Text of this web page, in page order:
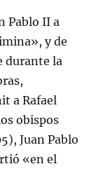
Pablo II a
y de
durante la
a Rafael
obispos
Juan Pablo
«en el